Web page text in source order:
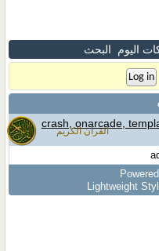
القران الكريم
اليوم البحث
crash, onarcade,
Lightweight